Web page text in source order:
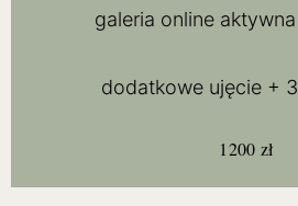
galeria online
dodatkowe ujęcie +
1200 zł